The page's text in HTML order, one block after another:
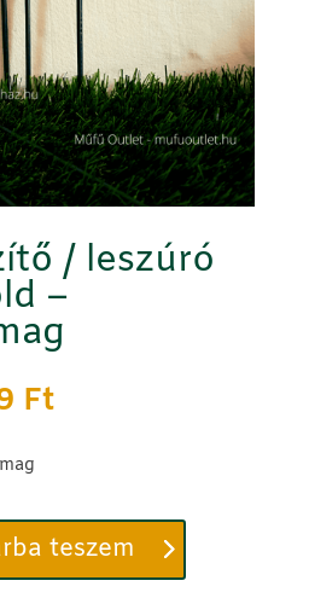
/ leszúró
–
Ft.
FtCurrent
teszem